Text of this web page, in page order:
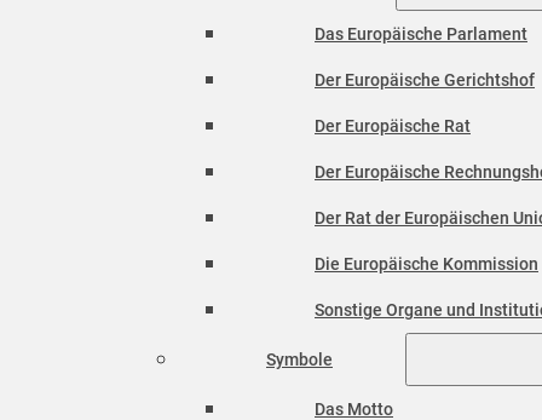
Das Europäische Parlament
Der Europäische Gerichtshof
Der Europäische Rat
Der Europäische
Der Rat der Europäischen
Die Europäische Kommission
Sonstige Organe und
Symbole
Das Motto